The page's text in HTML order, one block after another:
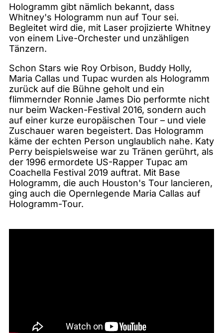
Hologramm gibt nämlich bekannt, dass
Whitney's Hologramm nun auf Tour sei.
Begleitet wird die, mit Laser projizierte Whitney
von einem Live-Orchester und unzähligen
Tänzern.
Schon Stars wie Roy Orbison, Buddy Holly,
Maria Callas und Tupac wurden als Hologramm
zurück auf die Bühne geholt und ein
flimmernder Ronnie James Dio performte nicht
nur beim Wacken-Festival 2016, sondern auch
auf einer kurze europäischen Tour – und viele
Zuschauer waren begeistert. Das Hologramm
käme der echten Person unglaublich nahe. Katy
Perry beispielsweise war zu Tränen gerührt, als
der 1996 ermordete US-Rapper Tupac am
Coachella Festival 2019 auftrat. Mit Base
Hologramm, die auch Houston's Tour lancieren,
ging auch die Opernlegende Maria Callas auf
Hologramm-Tour.